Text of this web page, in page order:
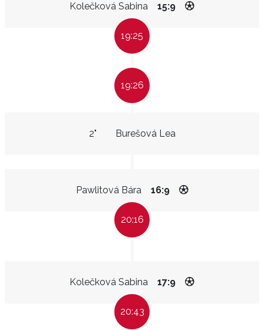
Kolečková Sabina 15:9
19:25
19:26
Burešová Lea
2"
Pawlitová Bára 16:9
20:16
Kolečková Sabina 17:9
20:43